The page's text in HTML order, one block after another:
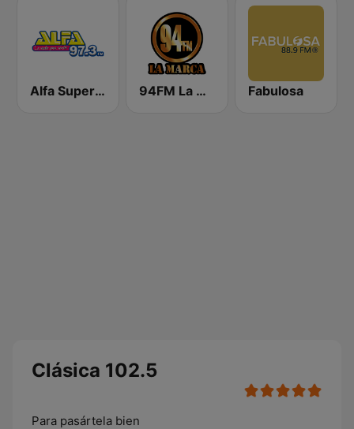
Alfa Super Stereo 94FM La Marca Fabulosa
Clásica 102.5
Para pasártela bien